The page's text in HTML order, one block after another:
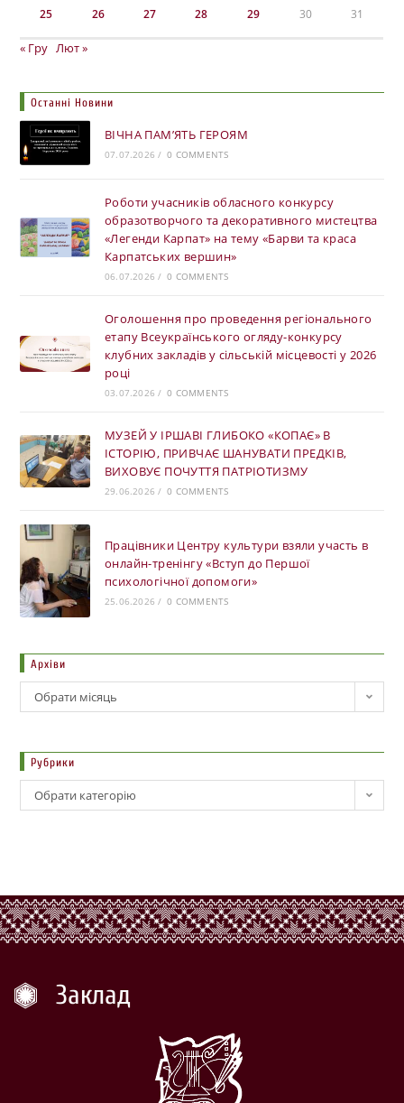
25 26 27 28 29 30 31
« Гру Лют »
Останні Новини
ВІЧНА ПАМ’ЯТЬ ГЕРОЯМ
07.07.2026 / 0 COMMENTS
Роботи учасників обласного конкурсу
образотворчого та декоративного мистецтва
«Легенди Карпат» на тему «Барви та краса
Карпатських вершин»
06.07.2026 / 0 COMMENTS
Оголошення про проведення регіонального
етапу Всеукраїнського огляду-конкурсу
клубних закладів у сільській місцевості у 2026
році
03.07.2026 / 0 COMMENTS
МУЗЕЙ У ІРШАВІ ГЛИБОКО «КОПАЄ» В
ІСТОРІЮ, ПРИВЧАЄ ШАНУВАТИ ПРЕДКІВ,
ВИХОВУЄ ПОЧУТТЯ ПАТРІОТИЗМУ
29.06.2026 / 0 COMMENTS
Працівники Центру культури взяли участь в
онлайн-тренінгу «Вступ до Першої
психологічної допомоги»
25.06.2026 / 0 COMMENTS
Архіви
Обрати місяць
Рубрики
Обрати категорію
Заклад